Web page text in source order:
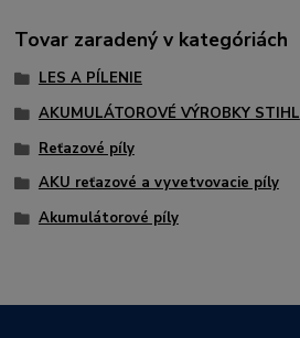
Tovar zaradený v kategóriách
LES A PÍLENIE
AKUMULÁTOROVÉ VÝROBKY STIHL
Reťazové píly
AKU reťazové a vyvetvovacie píly
Akumulátorové píly